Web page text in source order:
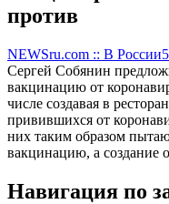
против
NEWSru.com :: В России
Сергей Собянин
вакцинацию от
числе создавая в
привившихся от
них таким образом
вакцинацию, а создание
Навигация по